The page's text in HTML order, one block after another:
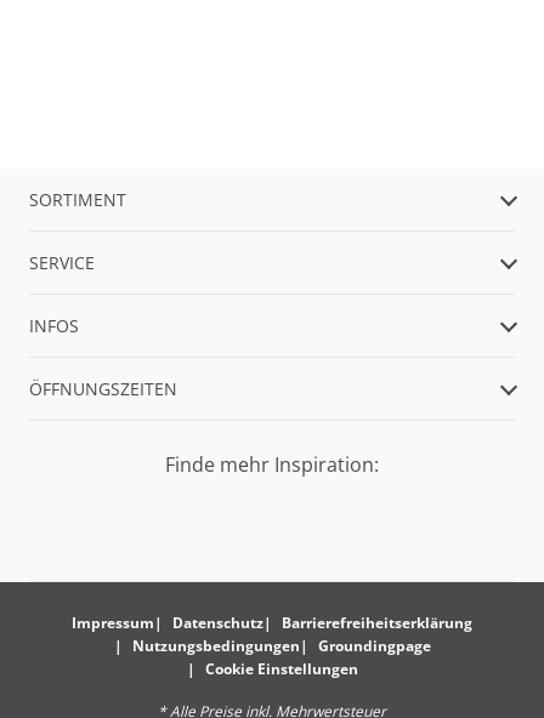
SORTIMENT
SERVICE
INFOS
ÖFFNUNGSZEITEN
Finde mehr Inspiration:
Impressum Datenschutz
Barrierefreiheitserklärung
Nutzungsbedingungen
Groundingpage
Cookie Einstellungen
* Alle Preise inkl. Mehrwertsteuer